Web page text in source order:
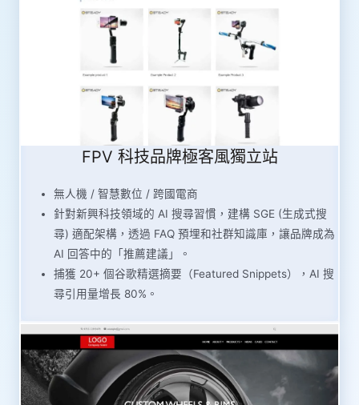
FPV 科技品牌極客風獨立站
無人機 / 智慧數位 / 跨國電商
針對新興科技領域的 AI 搜尋習慣，建構 SGE (生成式搜
尋) 適配架構，透過 FAQ 預埋和社群知識庫，讓品牌成為
AI 回答中的「推薦建議」。
捕獲 20+ 個谷歌精選摘要（Featured Snippets），AI 搜
尋引用量增長 80%。